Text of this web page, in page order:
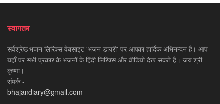
स्वागतम
सर्वश्रेष्ठ भजन लिरिक्स वेबसाइट 'भजन डायरी' पर आपका हार्दिक अभिनन्दन है। आप
यहाँ पर सभी प्रकार के भजनों के हिंदी लिरिक्स और वीडियो देख सकते है। जय श्री
कृष्णा।
संपर्क -
bhajandiary@gmail.com